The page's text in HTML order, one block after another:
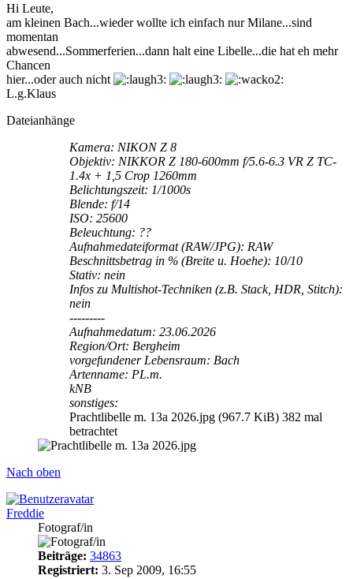
Hi Leute,
am kleinen Bach...wieder wollte ich einfach nur Milane...sind
momentan
abwesend...Sommerferien...dann halt eine Libelle...die hat eh mehr
Chancen
hier...oder auch nicht
L.g.Klaus
Dateianhänge
Kamera: NIKON Z 8
Objektiv: NIKKOR Z 180-600mm f/5.6-6.3 VR Z TC-
1.4x + 1,5 Crop 1260mm
Belichtungszeit: 1/1000s
Blende: f/14
ISO: 25600
Beleuchtung: ??
Aufnahmedateiformat (RAW/JPG): RAW
Beschnittsbetrag in % (Breite u. Hoehe): 10/10
Stativ: nein
Infos zu Multishot-Techniken (z.B. Stack, HDR, Stitch):
nein
---------
Aufnahmedatum: 23.06.2026
Region/Ort: Bergheim
vorgefundener Lebensraum: Bach
Artenname: PL.m.
kNB
sonstiges:
Prachtlibelle m. 13a 2026.jpg (967.7 KiB) 382 mal
betrachtet
Nach oben
Freddie
Fotograf/in
Beiträge: 34863
Registriert: 3. Sep 2009, 16:55